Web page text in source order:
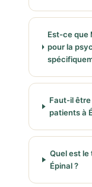
Est-ce que
pour la
Faut-il
patients à
Quel est
Épinal ?